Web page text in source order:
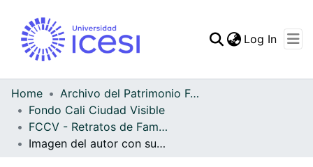
Log In
Home
Archivo del Patrimonio Fotográfico y Fílmico del Valle del Cauca
Fondo Cali Ciudad Visible
FCCV - Retratos de Familia - Patrimonial
Imagen del autor con su familia en el exterior de una vivienda